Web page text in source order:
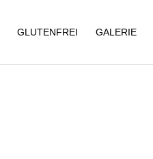
GLUTENFREI GALERIE